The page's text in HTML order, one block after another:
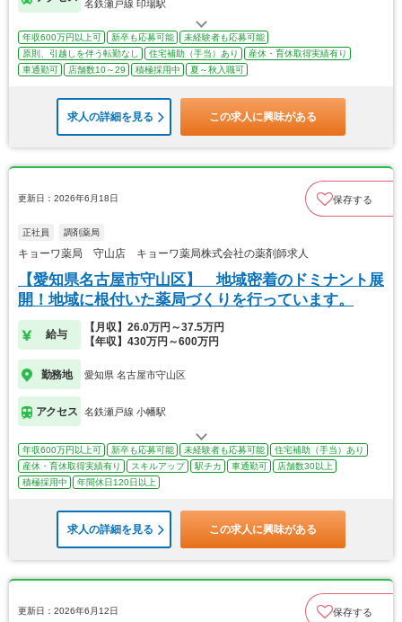
名鉄瀬戸線 印場駅
年収600万円以上可 新卒も応募可能
未経験者も応募可能
原則、引越しを伴う転勤なし
住宅補助（手当）あり
産休・育休取得実績有り
車通勤可
店舗数10～29 積極採用中 夏～秋入職可
求人の詳細を見る この求人に興味がある
更新日：2026年6月18日 保存する
正社員 調剤薬局
キョーワ薬局 守山店 キョーワ薬局株式会社の薬剤師求人
【愛知県名古屋市守山区】 地域密着のドミナント展
開！地域に根付いた薬局づくりを行っています。
給与
【月収】26.0万円～37.5万円
【年収】430万円～600万円
勤務地 愛知県 名古屋市守山区
アクセス 名鉄瀬戸線 小幡駅
年収600万円以上可 新卒も応募可能 未経験者も応募可能
住宅補助（手当）あり
産休・育休取得実績有り
スキルアップ 駅チカ 車通勤可
店舗数30以上
積極採用中
年間休日120日以上
求人の詳細を見る この求人に興味がある
更新日：2026年6月12日 保存する